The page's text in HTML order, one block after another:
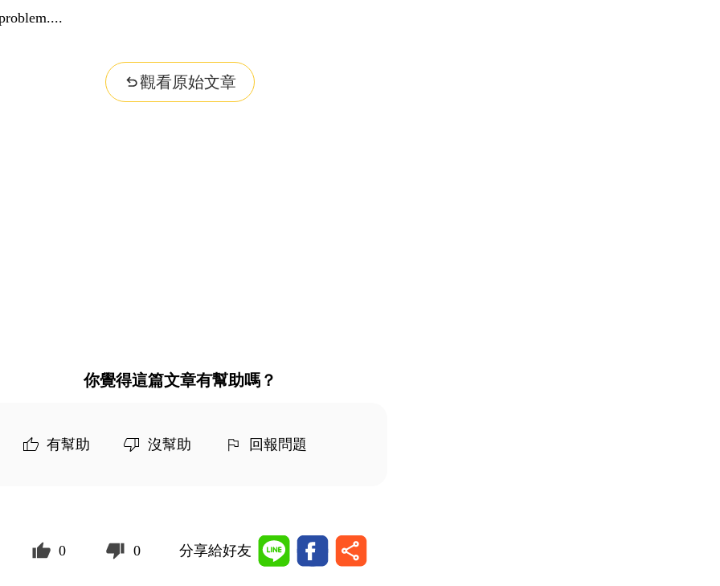
觀看原始文章
你覺得這篇文章有幫助嗎？
有幫助 沒幫助 回報問題
0 0 分享給好友